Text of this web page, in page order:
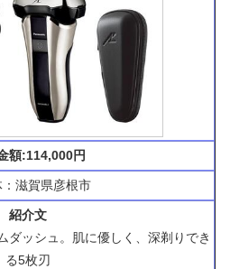
額:114,000円
：滋賀県彦根市
紹介文
ダッシュ。肌に優しく、深剃りでき
る5枚刃